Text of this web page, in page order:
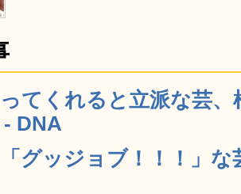
てくれると立派な芸
DNA
グッジョブ！！！」な